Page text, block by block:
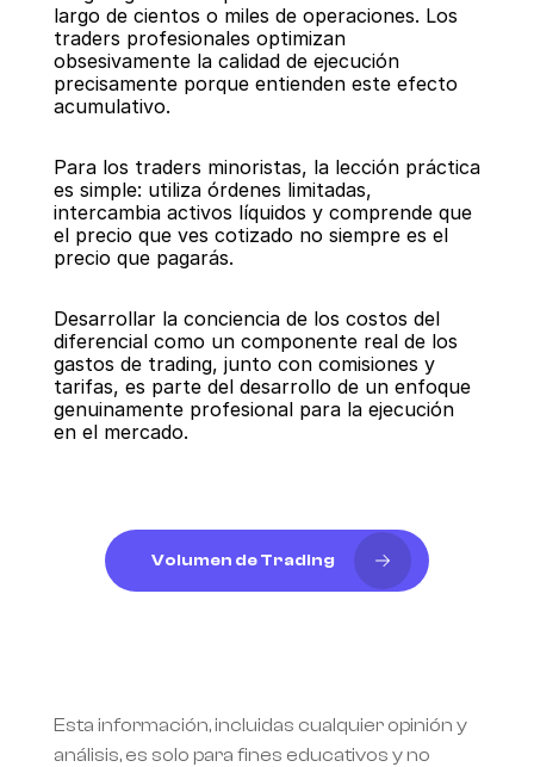
largo de cientos o miles de operaciones. Los
traders profesionales optimizan
obsesivamente la calidad de ejecución
precisamente porque entienden este efecto
acumulativo.
Para los traders minoristas, la lección práctica
es simple: utiliza órdenes limitadas,
intercambia activos líquidos y comprende que
el precio que ves cotizado no siempre es el
precio que pagarás.
Desarrollar la conciencia de los costos del
diferencial como un componente real de los
gastos de trading, junto con comisiones y
tarifas, es parte del desarrollo de un enfoque
genuinamente profesional para la ejecución
en el mercado.
Volumen de Trading
Esta información, incluidas cualquier opinión y
análisis, es solo para fines educativos y no